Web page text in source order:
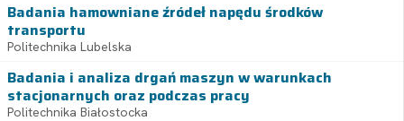
Badania hamowniane źródeł napędu środków
transportu
Politechnika Lubelska
Badania i analiza drgań maszyn w warunkach
stacjonarnych oraz podczas pracy
Politechnika Białostocka